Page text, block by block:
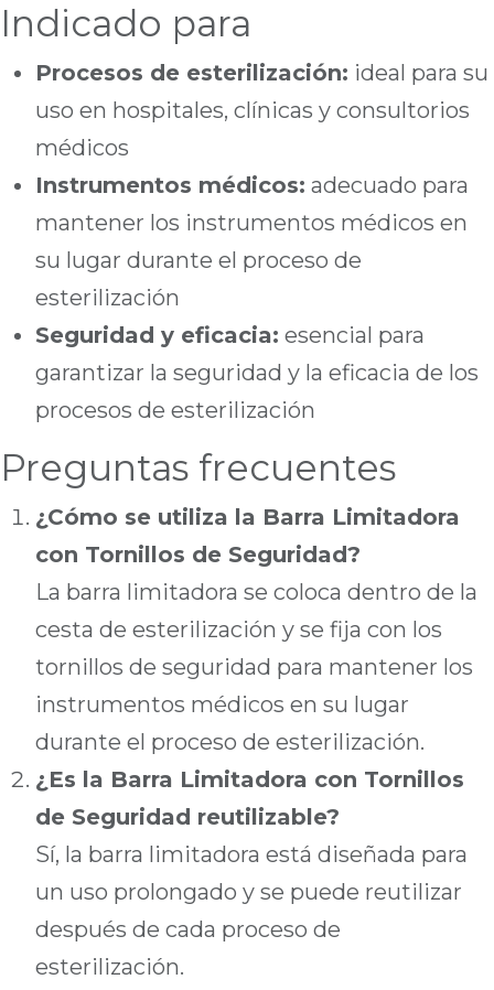
Indicado para
Procesos de esterilización: ideal para su
uso en hospitales, clínicas y consultorios
médicos
Instrumentos médicos: adecuado para
mantener los instrumentos médicos en
su lugar durante el proceso de
esterilización
Seguridad y eficacia: esencial para
garantizar la seguridad y la eficacia de los
procesos de esterilización
Preguntas frecuentes
¿Cómo se utiliza la Barra Limitadora
con Tornillos de Seguridad?
La barra limitadora se coloca dentro de la
cesta de esterilización y se fija con los
tornillos de seguridad para mantener los
instrumentos médicos en su lugar
durante el proceso de esterilización.
¿Es la Barra Limitadora con Tornillos
de Seguridad reutilizable?
Sí, la barra limitadora está diseñada para
un uso prolongado y se puede reutilizar
después de cada proceso de
esterilización.